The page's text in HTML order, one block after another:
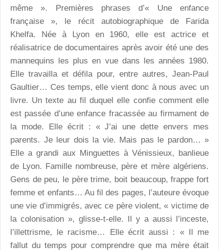
même ». Premières phrases d’« Une enfance
française », le récit autobiographique de Farida
Khelfa. Née à Lyon en 1960, elle est actrice et
réalisatrice de documentaires après avoir été une des
mannequins les plus en vue dans les années 1980.
Elle travailla et défila pour, entre autres, Jean-Paul
Gaultier… Ces temps, elle vient donc à nous avec un
livre. Un texte au fil duquel elle confie comment elle
est passée d’une enfance fracassée au firmament de
la mode. Elle écrit : « J’ai une dette envers mes
parents. Je leur dois la vie. Mais pas le pardon… »
Elle a grandi aux Minguettes à Vénissieux, banlieue
de Lyon. Famille nombreuse, père et mère algériens.
Gens de peu, le père trime, boit beaucoup, frappe fort
femme et enfants… Au fil des pages, l’auteure évoque
une vie d’immigrés, avec ce père violent, « victime de
la colonisation », glisse-t-elle. Il y a aussi l’inceste,
l’illettrisme, le racisme… Elle écrit aussi : « Il me
fallut du temps pour comprendre que ma mère était